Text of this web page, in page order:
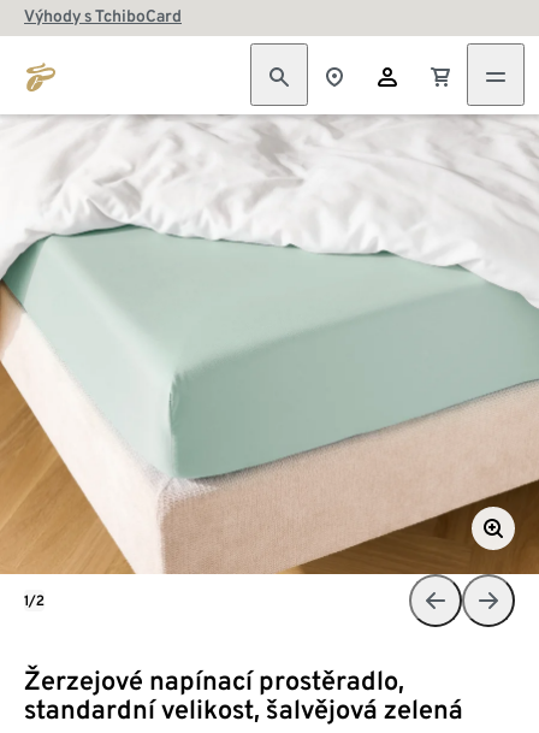
Výhody s TchiboCard
Žerzejové napínací prostěradlo,
standardní velikost, šalvějová zelená
1/2